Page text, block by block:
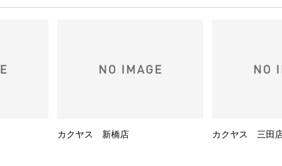
カクヤス 新橋店 カクヤス 三田